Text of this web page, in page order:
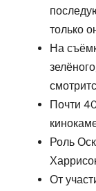
только
На
Почти
Роль
От